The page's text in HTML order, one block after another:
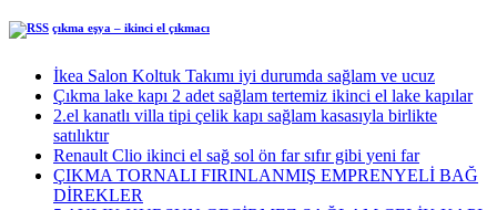
çıkma eşya – ikinci el çıkmacı
İkea Salon Koltuk Takımı iyi durumda sağlam ve ucuz
Çıkma lake kapı 2 adet sağlam tertemiz ikinci el lake kapılar
2.el kanatlı villa tipi çelik kapı sağlam kasasıyla birlikte
satılıktır
Renault Clio ikinci el sağ sol ön far sıfır gibi yeni far
ÇIKMA TORNALI FIRINLANMIŞ EMPRENYELİ BAĞ
DİREKLER